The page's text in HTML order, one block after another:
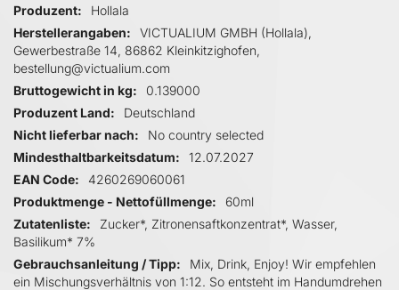
Produzent
Hollala
Herstellerangaben
VICTUALIUM GMBH (Hollala),
Gewerbestraße 14, 86862 Kleinkitzighofen,
bestellung@victualium.com
Bruttogewicht in kg
0.139000
Produzent Land
Deutschland
Nicht lieferbar nach
No country selected
Mindesthaltbarkeitsdatum
12.07.2027
EAN Code
4260269060061
Produktmenge - Nettofüllmenge
60ml
Zutatenliste
Zucker*, Zitronensaftkonzentrat*, Wasser,
Basilikum* 7%
Gebrauchsanleitung / Tipp
Mix, Drink, Enjoy! Wir empfehlen
ein Mischungsverhältnis von 1:12. So entsteht im Handumdrehen